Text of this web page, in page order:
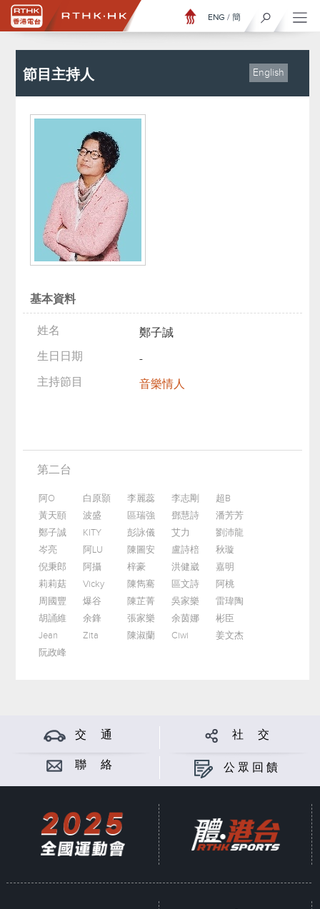
ENG / 簡
節目主持人 English
基本資料
姓名
鄭子誠
生日日期
-
主持節目
音樂情人
第二台
阿O 白原顥 李麗蕊 李志剛
超B
黃天頤
波盛 區瑞強 鄧慧詩
潘芳芳
鄭子誠
KITY 彭詠儀 艾力
劉沛龍
岑亮
阿LU 陳圖安 盧詩棓
秋璇
倪秉郎
阿攝 梓豪 洪健崴
嘉明
莉莉菇
Vicky 陳雋騫 區文詩
阿桃
周國豐
爆谷 陳芷菁 吳家樂
雷瑋陶
胡誦維
余鋒 張家樂 余茵娜
彬臣
Jean
Zita 陳淑蘭 Ciwi
姜文杰
阮政峰
交 通 社 交
聯 絡 公眾回饋